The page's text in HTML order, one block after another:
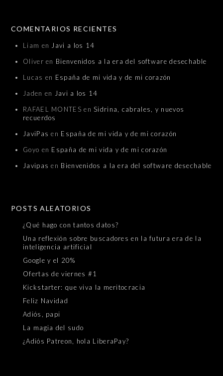
COMENTARIOS RECIENTES
Liam en Javi a los 14
Oliver en Bienvenidos a la era del software desechable
Lucas en España de mi vida y de mi corazón
Jaden en
Javi a los 14
RAFAEL MONTES enSidrina, cabrales, y nuevos
recuerdos
JaviPas en España de mi vida y de mi corazón
Goyo en España de mi vida y de mi corazón
Javipas en Bienvenidos a la era del software desechable
POSTS ALEATORIOS
¿Qué hago con tantos datos?
Una reflexión sobre buscadores en la futura era de la
inteligencia artificial
Google y el 20%
Ofertas de viernes #1
Kickstarter: que viva la meritocracia
Feliz Navidad
Adiós, papi
La magia del sudo
¿Adiós Patreon, hola LiberaPay?